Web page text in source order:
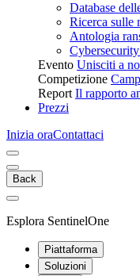
Database
Ricerca sulle
Antologia
Cybersecurity
Evento Unisciti a
Competizione
Report Il rapporto
Prezzi
Inizia oraContattaci
Back
Esplora SentinelOne
Piattaforma
Soluzioni